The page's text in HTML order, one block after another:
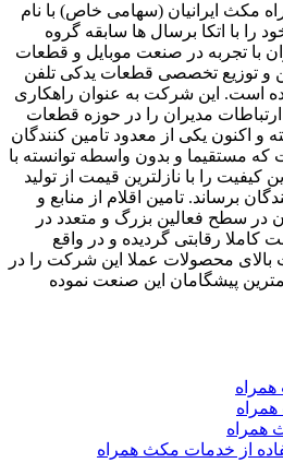
ایرانیان (سهامی خاص) با نام
اتکا برسال ها سابقه گروه
تجربه در صنعت موبایل و قطعات
تخصصی قطعات یدکی تلفن
آغاز نموده است. این شرکت به عنوان راهکاری
مدیران را در حوزه قطعات
یکی از معدود تامین کنندگان
و بدون واسطه توانسته با
را با نازلترین قیمت از تولید
تامین اقلام از منابع و
سطح فعالین بزرگ و متعدد در
رقابتی گردیده و در واقع
محصولات عملا این شرکت را در
پیشگامان این صنعت نموده
از خدمات مکث همراه